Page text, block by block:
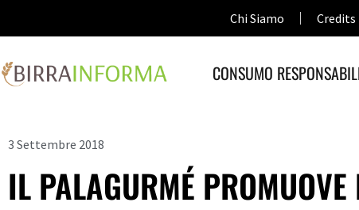
Chi Siamo Credits
CONSUMO
3 Settembre 2018
IL PALAGURMÉ